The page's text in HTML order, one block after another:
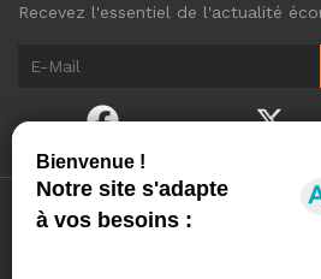
Recevez l'essentiel de l'actualité